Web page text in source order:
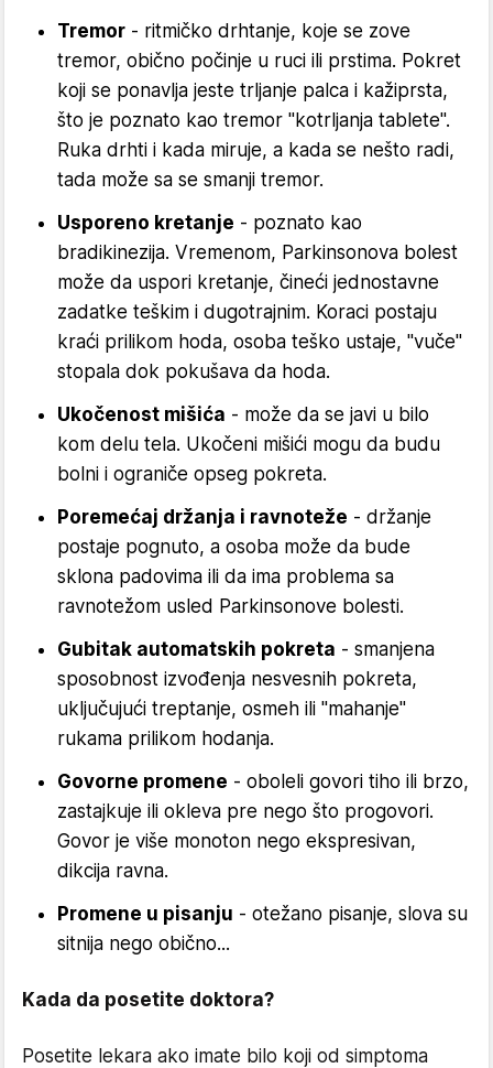
Tremor - ritmičko drhtanje, koje se zove
tremor, obično počinje u ruci ili prstima. Pokret
koji se ponavlja jeste trljanje palca i kažiprsta,
što je poznato kao tremor "kotrljanja tablete".
Ruka drhti i kada miruje, a kada se nešto radi,
tada može sa se smanji tremor.
Usporeno kretanje - poznato kao
bradikinezija. Vremenom, Parkinsonova bolest
može da uspori kretanje, čineći jednostavne
zadatke teškim i dugotrajnim. Koraci postaju
kraći prilikom hoda, osoba teško ustaje, "vuče"
stopala dok pokušava da hoda.
Ukočenost mišića - može da se javi u bilo
kom delu tela. Ukočeni mišići mogu da budu
bolni i ograniče opseg pokreta.
Poremećaj držanja i ravnoteže - držanje
postaje pognuto, a osoba može da bude
sklona padovima ili da ima problema sa
ravnotežom usled Parkinsonove bolesti.
Gubitak automatskih pokreta - smanjena
sposobnost izvođenja nesvesnih pokreta,
uključujući treptanje, osmeh ili "mahanje"
rukama prilikom hodanja.
Govorne promene - oboleli govori tiho ili brzo,
zastajkuje ili okleva pre nego što progovori.
Govor je više monoton nego ekspresivan,
dikcija ravna.
Promene u pisanju - otežano pisanje, slova su
sitnija nego obično...
Kada da posetite doktora?
Posetite lekara ako imate bilo koji od simptoma